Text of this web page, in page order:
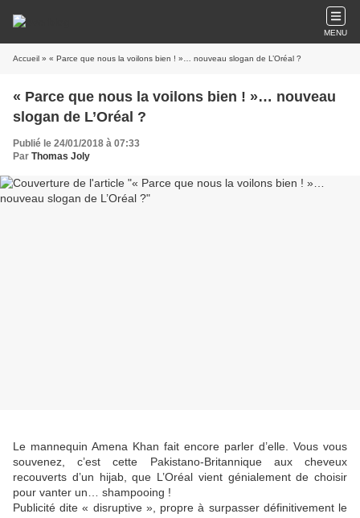
MENU
Accueil » « Parce que nous la voilons bien ! »… nouveau slogan de L’Oréal ?
« Parce que nous la voilons bien ! »… nouveau
slogan de L’Oréal ?
Publié le 24/01/2018 à 07:33
Par Thomas Joly
Le mannequin Amena Khan fait encore parler d’elle. Vous vous
souvenez, c’est cette Pakistano-Britannique aux cheveux
recouverts d’un hijab, que L’Oréal vient génialement de choisir
pour vanter un… shampooing !
Publicité dite « disruptive », propre à surpasser définitivement le